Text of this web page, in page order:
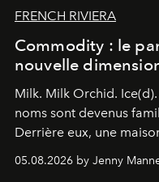
FRENCH RIVIERA
Commodity : le
nouvelle
Milk. Milk Orchid.
noms sont devenus
Derrière eux, une
codes de la parfumerie
une approche aussi
05.08.2026 by Jenny